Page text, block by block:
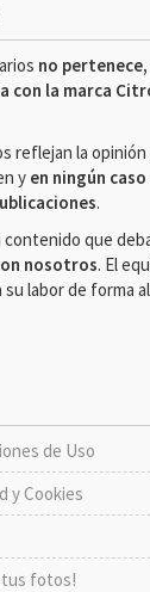
no
con la marca
reflejan la
y en ningún
.
contenido que
nosotros. El
labor de forma
de Uso
y Cookies
tus fotos!